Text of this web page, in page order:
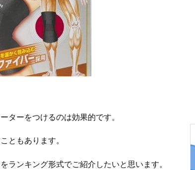
ターをつけるのは効果的です。
ともあります。
ランキング形式でご紹介したいと思います。